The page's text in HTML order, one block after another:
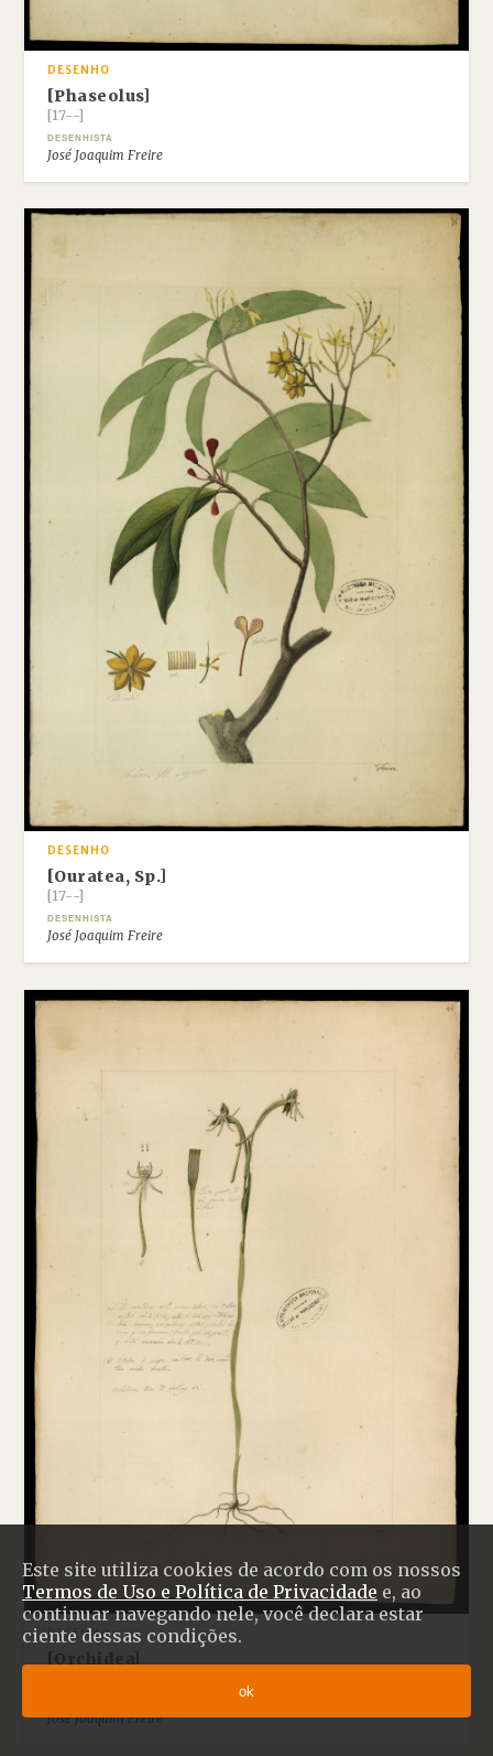
Este site utiliza cookies de acordo com os nossos
Termos de Uso e Política de Privacidade e, ao
continuar navegando nele, você declara estar
ciente dessas condições.
ok
DESENHO
[Phaseolus]
[17--]
DESENHISTA
José Joaquim Freire
DESENHO
[Ouratea, Sp.]
[17--]
DESENHISTA
José Joaquim Freire
DESENHO
José Joaquim Freire